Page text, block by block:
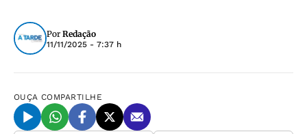
Por Redação
11/11/2025 - 7:37 h
OUÇA COMPARTILHE